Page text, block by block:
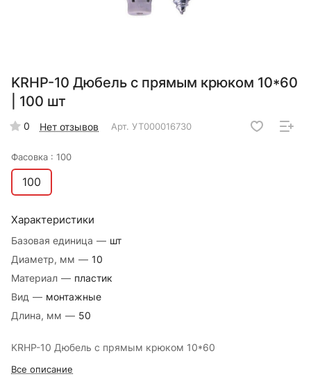
KRHР-10 Дюбель с прямым крюком 10*60
| 100 шт
0 Нет отзывов Арт. УТ000016730
Фасовка : 100
100
Характеристики
Базовая единица — шт
Диаметр, мм — 10
Материал — пластик
Вид — монтажные
Длина, мм — 50
KRHР-10 Дюбель с прямым крюком 10*60
Все описание